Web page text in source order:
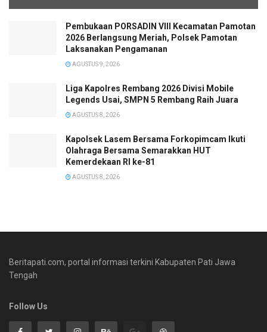
Pembukaan PORSADIN VIII Kecamatan Pamotan
2026 Berlangsung Meriah, Polsek Pamotan
Laksanakan Pengamanan
AGUSTUS 9, 2026
Liga Kapolres Rembang 2026 Divisi Mobile
Legends Usai, SMPN 5 Rembang Raih Juara
AGUSTUS 8, 2026
Kapolsek Lasem Bersama Forkopimcam Ikuti
Olahraga Bersama Semarakkan HUT
Kemerdekaan RI ke-81
AGUSTUS 8, 2026
Beritapati.com, portal informasi terkini Kabupaten Pati Jawa
Tengah
Follow Us